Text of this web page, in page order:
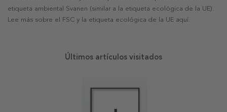
etiqueta ambiental Svanen (similar a la etiqueta ecológica de la UE).
Lee más sobre el FSC y la etiqueta ecológica de la UE aquí.
Últimos artículos visitados